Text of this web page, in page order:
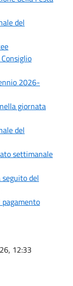
del
2026-
giornata
del
settimanale
seguito del
12:33